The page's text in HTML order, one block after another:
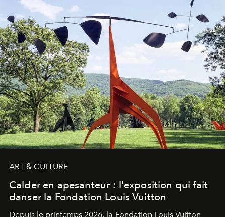
ART & CULTURE
Calder en apesanteur : l'exposition qui fait
danser la Fondation Louis Vuitton
Depuis le printemps 2026, la Fondation Louis Vuitton